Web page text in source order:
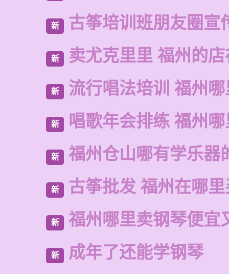
新 古筝培训班朋友圈宣
新 卖尤克里里 福州的
新 流行唱法培训 福州
新 唱歌年会排练 福州
新 福州仓山哪有学乐器
新 古筝批发 福州在哪
新 福州哪里卖钢琴便宜
新 成年了还能学钢琴